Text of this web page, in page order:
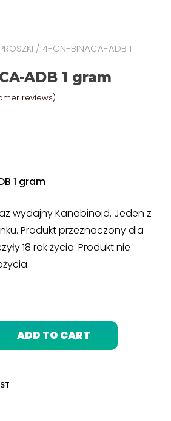
/ 4-CN-BINACA-ADB 1
ADB 1 gram
reviews)
1 gram
wydajny Kanabinoid. Jeden z
Produkt przeznaczony dla
18 rok życia. Produkt nie
quantity
ADD TO CART